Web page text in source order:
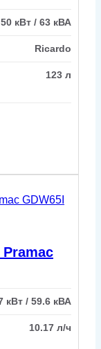
50 кВт / 63 кВА
Ricardo
123 л
кВт / 59.6 кВА
10.17 л/ч